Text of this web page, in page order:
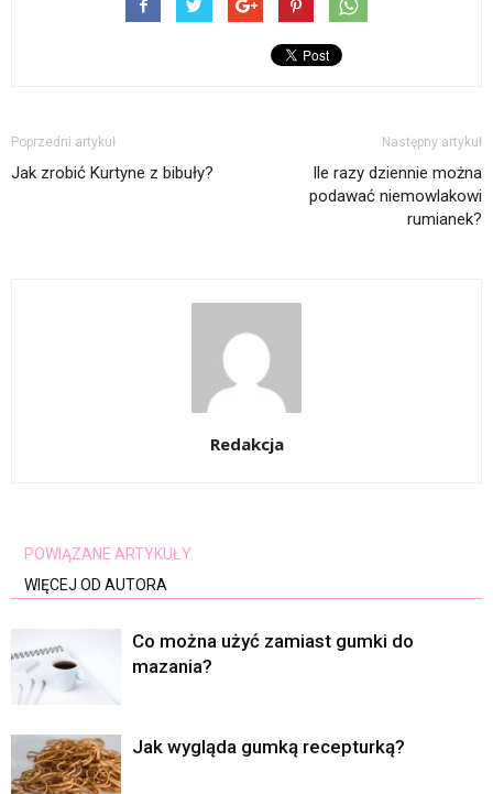
Poprzedni artykuł
Jak zrobić Kurtyne z bibuły?
Następny artykuł
Ile razy dziennie można
podawać niemowlakowi
rumianek?
Redakcja
POWIĄZANE ARTYKUŁY
WIĘCEJ OD AUTORA
Co można użyć zamiast gumki do
mazania?
Jak wygląda gumką recepturką?